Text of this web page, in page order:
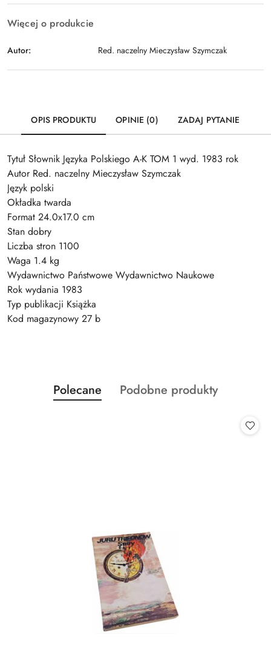
Więcej o produkcie
Autor: Red. naczelny Mieczysław Szymczak
OPIS PRODUKTU OPINIE (0) ZADAJ PYTANIE
Tytuł Słownik Języka Polskiego A-K TOM 1 wyd. 1983 rok
Autor Red. naczelny Mieczysław Szymczak
Język polski
Okładka twarda
Format 24.0x17.0 cm
Stan dobry
Liczba stron 1100
Waga 1.4 kg
Wydawnictwo Państwowe Wydawnictwo Naukowe
Rok wydania 1983
Typ publikacji Książka
Kod magazynowy 27 b
Pomiń karuzelę produktów
Produkty
o
Polecane
Produkty
Podobne produkty